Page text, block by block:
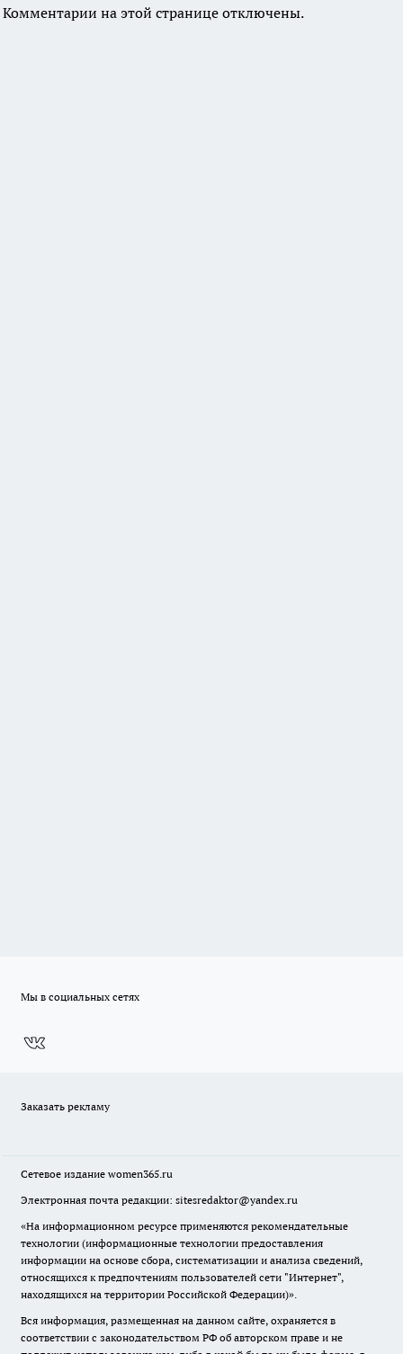
Комментарии на этой странице отключены.
Мы в социальных сетях
Заказать рекламу
Сетевое издание women365.ru
Электронная почта редакции: sitesredaktor@yandex.ru
«На информационном ресурсе применяются рекомендательные
технологии (информационные технологии предоставления
информации на основе сбора, систематизации и анализа сведений,
относящихся к предпочтениям пользователей сети "Интернет",
находящихся на территории Российской Федерации)».
Вся информация, размещенная на данном сайте, охраняется в
соответствии с законодательством РФ об авторском праве и не